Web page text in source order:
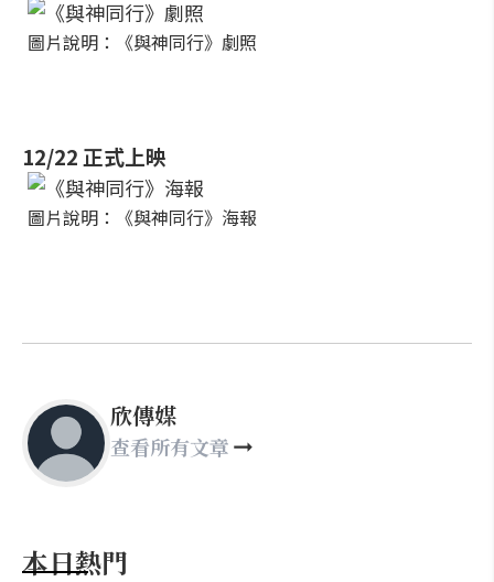
圖片說明：《與神同行》劇照
12/22 正式上映
圖片說明：《與神同行》海報
欣傳媒
查看所有文章
本日熱門